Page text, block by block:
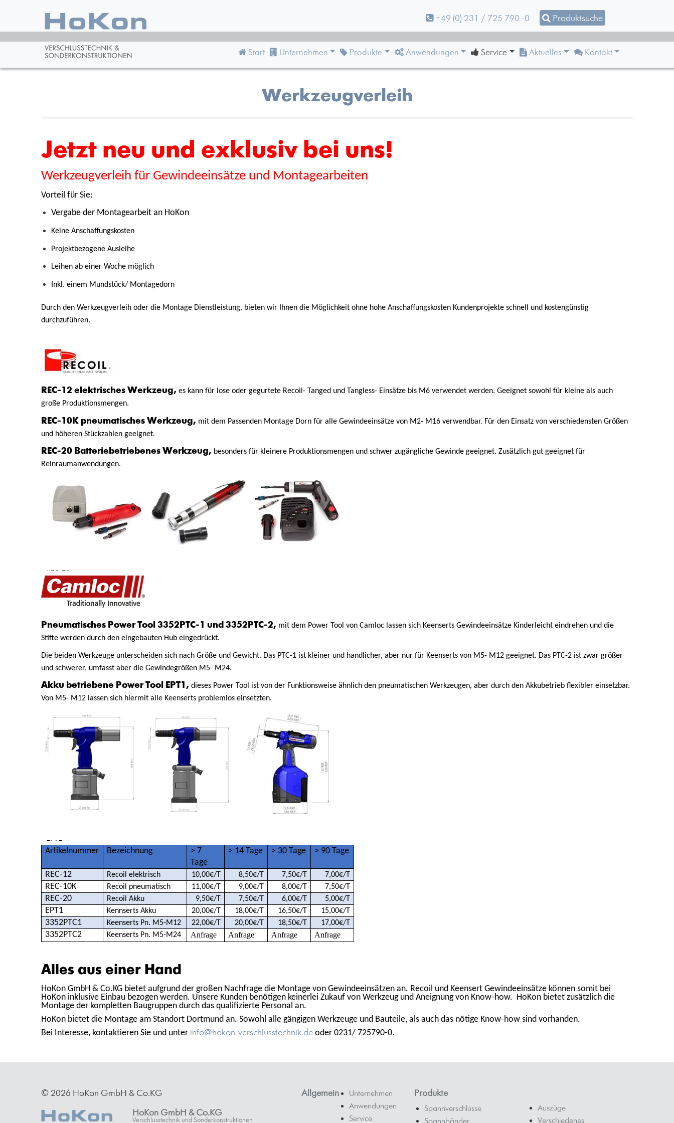
+49 (0) 231 / 725 790 -0 Produktsuche
Start Unternehmen Produkte Anwendungen Service Aktuelles Kontakt
Werkzeugverleih
Jetzt neu und exklusiv bei uns!
Werkzeugverleih für Gewindeeinsätze und Montagearbeiten
Vorteil für Sie:
Vergabe der Montagearbeit an HoKon
Keine Anschaffungskosten
Projektbezogene Ausleihe
Leihen ab einer Woche möglich
Inkl. einem Mundstück/ Montagedorn
Durch den Werkzeugverleih oder die Montage Dienstleistung, bieten wir Ihnen die Möglichkeit ohne hohe Anschaffungskosten Kundenprojekte schnell und kostengünstig
durchzuführen.
REC-12 elektrisches Werkzeug,es kann für lose oder gegurtete Recoil- Tanged und Tangless- Einsätze bis M6 verwendet werden. Geeignet sowohl für kleine als auch
große Produktionsmengen.
REC-10K pneumatisches Werkzeug, mit dem Passenden Montage Dorn für alle Gewindeeinsätze von M2- M16 verwendbar. Für den Einsatz von verschiedensten Größen
und höheren Stückzahlen geeignet.
REC-20 Batteriebetriebenes Werkzeug, besonders für kleinere Produktionsmengen und schwer zugängliche Gewinde geeignet. Zusätzlich gut geeignet für
Reinraumanwendungen.
REC-20
Pneumatisches Power Tool 3352PTC-1 und 3352PTC-2, mit dem Power Tool von Camloc lassen sich Keenserts Gewindeeinsätze Kinderleicht eindrehen und die
Stifte werden durch den eingebauten Hub eingedrückt.
Die beiden Werkzeuge unterscheiden sich nach Größe und Gewicht. Das PTC-1 ist kleiner und handlicher, aber nur für Keenserts von M5- M12 geeignet. Das PTC-2 ist zwar größer
und schwerer, umfasst aber die Gewindegrößen M5- M24.
Akku betriebene Power Tool EPT1, dieses Power Tool ist von der Funktionsweise ähnlich den pneumatischen Werkzeugen, aber durch den Akkubetrieb flexibler einsetzbar.
Von M5- M12 lassen sich hiermit alle Keenserts problemlos einsetzten.
EPT1
Artikelnummer Bezeichnung
> 7
Tage
> 14 Tage > 30 Tage > 90 Tage
REC-12 Recoil elektrisch 10,00€/T 8,50€/T 7,50€/T 7,00€/T
REC-10K Recoil pneumatisch 11,00€/T 9,00€/T 8,00€/T 7,50€/T
REC-20 Recoil Akku 9,50€/T 7,50€/T 6,00€/T 5,00€/T
EPT1 Kennserts Akku 20,00€/T 18,00€/T 16,50€/T 15,00€/T
3352PTC1 Keenserts Pn. M5-M12 22,00€/T 20,00€/T 18,50€/T 17,00€/T
3352PTC2 Keenserts Pn. M5-M24 Anfrage Anfrage Anfrage Anfrage
Alles aus einer Hand
HoKon GmbH & Co.KG bietet aufgrund der großen Nachfrage die Montage von Gewindeeinsätzen an. Recoil und Keensert Gewindeeinsätze können somit bei
HoKon inklusive Einbau bezogen werden. Unsere Kunden benötigen keinerlei Zukauf von Werkzeug und Aneignung von Know-how. HoKon bietet zusätzlich die
Montage der kompletten Baugruppen durch das qualifizierte Personal an.
HoKon bietet die Montage am Standort Dortmund an. Sowohl alle gängigen Werkzeuge und Bauteile, als auch das nötige Know-how sind vorhanden.
Bei Interesse, kontaktieren Sie und unter info@hokon-verschlusstechnik.de oder 0231/ 725790-0.
© 2026 HoKon GmbH & Co.KG
HoKon GmbH & Co.KG
Verschlusstechnik und Sonderkonstruktionen
Allgemein
Unternehmen
Anwendungen
Service
Produkte
Spannverschlüsse
Auszüge
Verschiedenes